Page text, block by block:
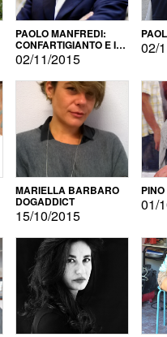
PAOLO MANFREDI:
CONFARTIGIANTO E IL
SONDAGGIO
02/11/2015
02/
MARIELLA BARBARO
DOGADDICT
15/10/2015
01/